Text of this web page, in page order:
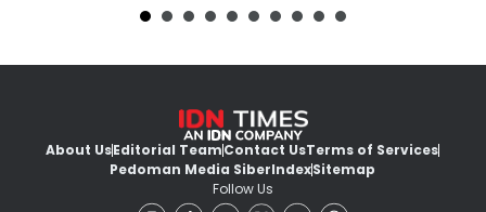
About UsEditorial TeamContact UsTerms of Services
Pedoman Media SiberIndexSitemap
Follow Us